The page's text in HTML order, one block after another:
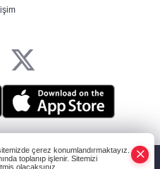
47 dereceyi
saklıdır.çerez konumlandırmaktayız.
toplanıp işlenir. Sitemizi
olacaksınız.